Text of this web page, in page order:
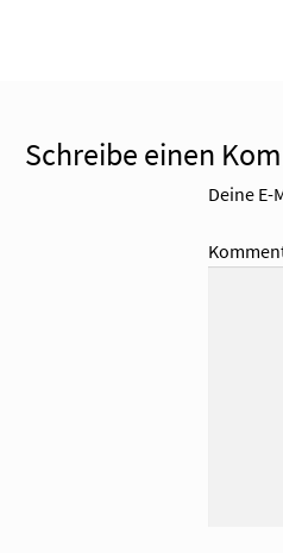
Schreibe einen
Deine